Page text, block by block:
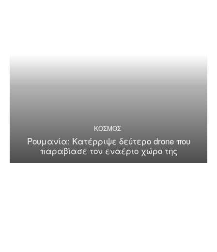
ΚΟΣΜΟΣ
Ρουμανία: Κατέρριψε δεύτερο drone που
παραβίασε τον εναέριο χώρο της